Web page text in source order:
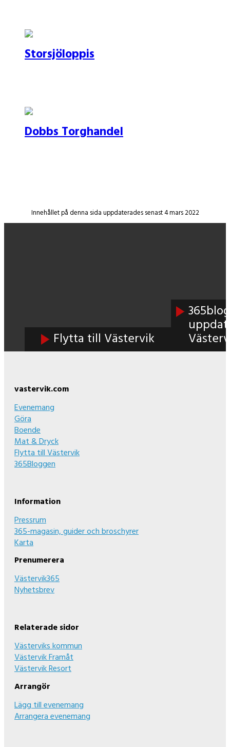
Storsjöloppis
Dobbs Torghandel
Innehållet på denna sida uppdaterades senast 4 mars 2022
Flytta till Västervik
Footer
vastervik.com
Evenemang
Göra
Boende
Mat & Dryck
Flytta till Västervik
365Bloggen
Information
Pressrum
365-magasin, guider och broschyrer
Karta
Prenumerera
Västervik365
Nyhetsbrev
Relaterade sidor
Västerviks kommun
Västervik Framåt
Västervik Resort
Arrangör
Lägg till evenemang
Arrangera evenemang